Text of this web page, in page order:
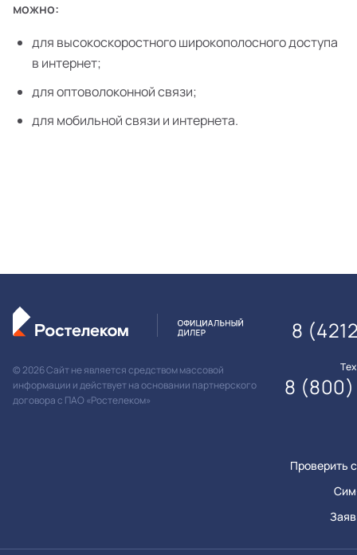
можно:
для высокоскоростного широкополосного доступа
в интернет;
для оптоволоконной связи;
для мобильной связи и интернета.
© 2026 Сайт не является средством массовой
информации и действует на основании партнерского
договора с ПАО «Ростелеком»
Проверить
8
8